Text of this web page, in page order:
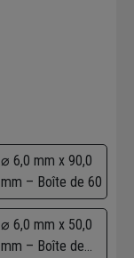
⌀ 6,0 mm x 90,0
mm – Boîte de 60
⌀ 6,0 mm x 50,0
mm – Boîte de